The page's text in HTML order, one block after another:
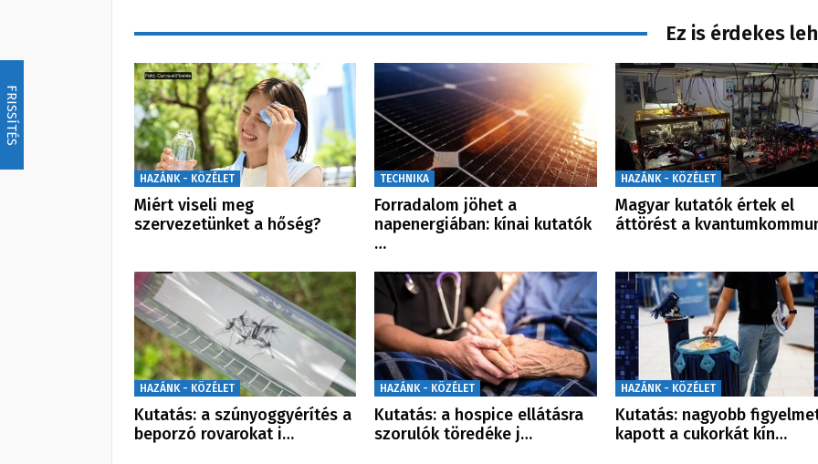
FRISSÍTÉS
Ez is érdekes
HAZÁNK - KÖZÉLET
Miért viseli meg
szervezetünket a hőség?
TECHNIKA
Forradalom jöhet a
napenergiában: kínai kutatók
…
HAZÁNK - KÖZÉLET
Magyar kutatók értek el
áttörést a
HAZÁNK - KÖZÉLET
Kutatás: a szúnyoggyérítés a
beporzó rovarokat i…
HAZÁNK - KÖZÉLET
Kutatás: a hospice ellátásra
szorulók töredéke j…
HAZÁNK - KÖZÉLET
Kutatás: nagyobb
kapott a cukorkát kín…